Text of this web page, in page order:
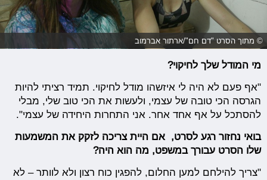
© מתוך הסרט "דם חם"/ארתור אברמוב
מי המודל שלך לחיקוי?
"אף פעם לא היה לי איזשהו מודל לחיקוי. תמיד רציתי להיות
הגרסה הכי טובה של עצמי, ולעשות את הכי טוב שלי, מבלי
להסתכל על אף אחד אחר. אני התחרות היחידה של עצמי".
בואי נחזור רגע לסרט, אם היית צריכה לזקק את המשמעות
שלו הסרט עבורך במשפט, מה הוא היה?
"צריך להילחם למען החלום, להפגין כוח רצון ולא לוותר – לא